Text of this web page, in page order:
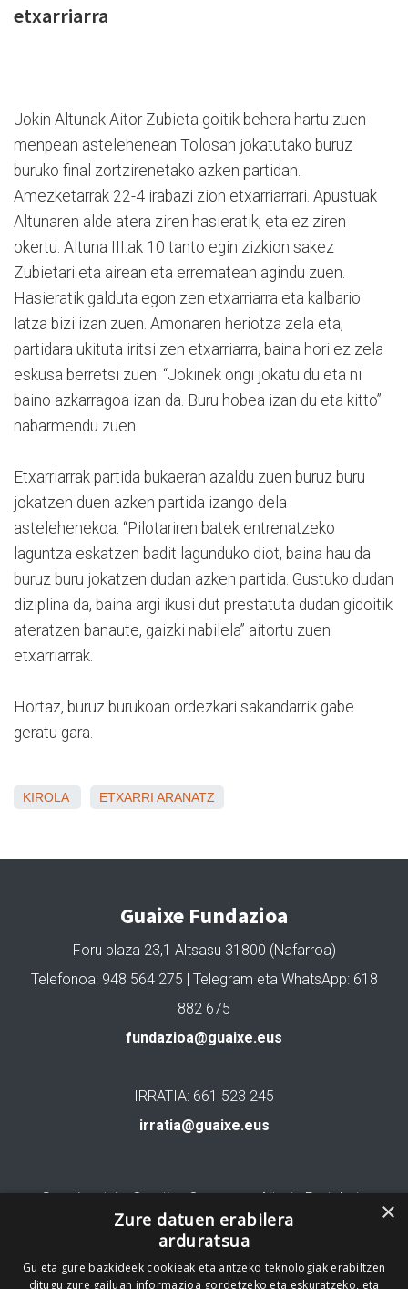
etxarriarra
Jokin Altunak Aitor Zubieta goitik behera hartu zuen
menpean astelehenean Tolosan jokatutako buruz
buruko final zortzirenetako azken partidan.
Amezketarrak 22-4 irabazi zion etxarriarrari. Apustuak
Altunaren alde atera ziren hasieratik, eta ez ziren
okertu. Altuna III.ak 10 tanto egin zizkion sakez
Zubietari eta airean eta errematean agindu zuen.
Hasieratik galduta egon zen etxarriarra eta kalbario
latza bizi izan zuen. Amonaren heriotza zela eta,
partidara ukituta iritsi zen etxarriarra, baina hori ez zela
eskusa berretsi zuen. “Jokinek ongi jokatu du eta ni
baino azkarragoa izan da. Buru hobea izan du eta kitto”
nabarmendu zuen.
Etxarriarrak partida bukaeran azaldu zuen buruz buru
jokatzen duen azken partida izango dela
astelehenekoa. “Pilotariren batek entrenatzeko
laguntza eskatzen badit lagunduko diot, baina hau da
buruz buru jokatzen dudan azken partida. Gustuko dudan
diziplina da, baina argi ikusi dut prestatuta dudan gidoitik
ateratzen banaute, gaizki nabilela” aitortu zuen
etxarriarrak.
Hortaz, buruz burukoan ordezkari sakandarrik gabe
geratu gara.
KIROLA ETXARRI ARANATZ
Guaixe Fundazioa
Foru plaza 23,1 Altsasu 31800 (Nafarroa)
Telefonoa: 948 564 275 | Telegram eta WhatsApp: 618
882 675
fundazioa@guaixe.eus
IRRATIA: 661 523 245
irratia@guaixe.eus
Gure lizentzia: Creative Commons Aitortu Partekatu
Codesyntaxek garatua
×
Zure datuen erabilera
arduratsua
Gu eta gure bazkideek cookieak eta antzeko teknologiak erabiltzen
ditugu zure gailuan informazioa gordetzeko eta eskuratzeko, eta